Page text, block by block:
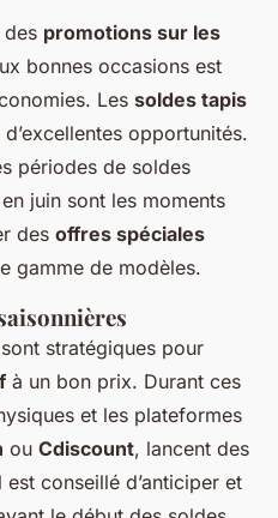
des promotions sur les
bonnes occasions est
Les soldes tapis
opportunités.
périodes de soldes
juin sont les moments
des offres spéciales
gamme de modèles.
sont stratégiques pour
à un bon prix. Durant ces
et les plateformes
ou Cdiscount, lancent des
est conseillé d’anticiper et